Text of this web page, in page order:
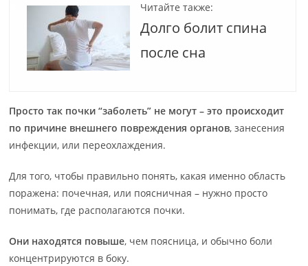
Читайте также:
Долго болит спина
после сна
Просто так почки “заболеть” не могут – это происходит
по причине внешнего повреждения органов, занесения
инфекции, или переохлаждения.
Для того, чтобы правильно понять, какая именно область
поражена: почечная, или поясничная – нужно просто
понимать, где располагаются почки.
Они находятся повыше, чем поясница, и обычно боли
концентрируются в боку.